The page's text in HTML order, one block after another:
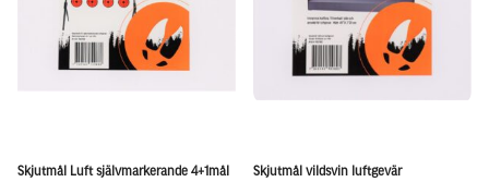
Skjutmål Luft självmarkerande 4+1mål Skjutmål vildsvin luftgevär